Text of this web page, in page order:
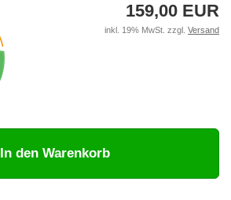
159,00 EUR
inkl. 19% MwSt. zzgl. Versand
In den Warenkorb